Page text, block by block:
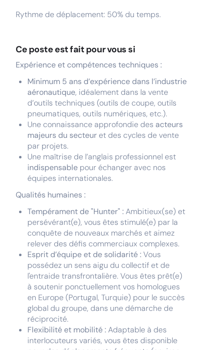
Rythme de déplacement: 50% du temps.
Ce poste est fait pour vous si
Expérience et compétences techniques :
Minimum 5 ans d’expérience dans l’industrie
aéronautique, idéalement dans la vente
d’outils techniques (outils de coupe, outils
pneumatiques, outils numériques, etc.).
Une connaissance approfondie des acteurs
majeurs du secteur et des cycles de vente
par projets.
Une maîtrise de l’anglais professionnel est
indispensable pour échanger avec nos
équipes internationales.
Qualités humaines :
Tempérament de "Hunter" :Ambitieux(se) et
persévérant(e), vous êtes stimulé(e) par la
conquête de nouveaux marchés et aimez
relever des défis commerciaux complexes.
Esprit d’équipe et de solidarité :Vous
possédez un sens aigu du collectif et de
l'entraide transfrontalière. Vous êtes prêt(e)
à soutenir ponctuellement vos homologues
en Europe (Portugal, Turquie) pour le succès
global du groupe, dans une démarche de
réciprocité.
Flexibilité et mobilité :Adaptable à des
interlocuteurs variés, vous êtes disponible